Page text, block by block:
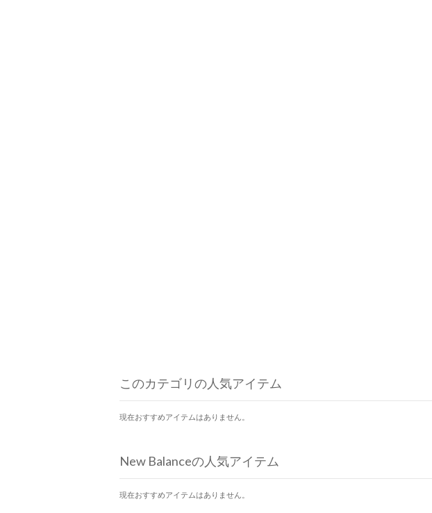
このカテゴリの人気アイテム
現在おすすめアイテムはありません。
New Balanceの人気アイテム
現在おすすめアイテムはありません。